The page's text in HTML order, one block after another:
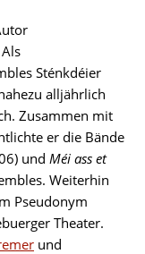
Sténkdéier
alljährlich
Zusammen mit
er die Bände
und Méi ass et
Weiterhin
Pseudonym
Theater.
und